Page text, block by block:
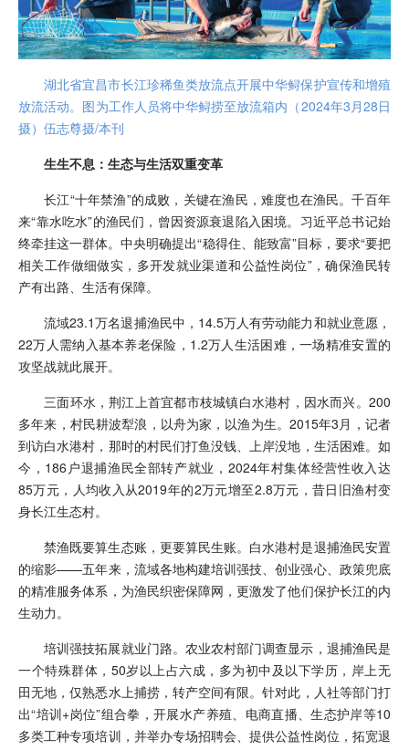
湖北省宜昌市长江珍稀鱼类放流点开展中华鲟保护宣传和增殖
放流活动。图为工作人员将中华鲟捞至放流箱内（2024年3月28日
摄）伍志尊摄/本刊
生生不息：生态与生活双重变革
长江“十年禁渔”的成败，关键在渔民，难度也在渔民。千百年
来“靠水吃水”的渔民们，曾因资源衰退陷入困境。习近平总书记始
终牵挂这一群体。中央明确提出“稳得住、能致富”目标，要求“要把
相关工作做细做实，多开发就业渠道和公益性岗位”，确保渔民转
产有出路、生活有保障。
流域23.1万名退捕渔民中，14.5万人有劳动能力和就业意愿，
22万人需纳入基本养老保险，1.2万人生活困难，一场精准安置的
攻坚战就此展开。
三面环水，荆江上首宜都市枝城镇白水港村，因水而兴。200
多年来，村民耕波犁浪，以舟为家，以渔为生。2015年3月，记者
到访白水港村，那时的村民们打鱼没钱、上岸没地，生活困难。如
今，186户退捕渔民全部转产就业，2024年村集体经营性收入达
85万元，人均收入从2019年的2万元增至2.8万元，昔日旧渔村变
身长江生态村。
禁渔既要算生态账，更要算民生账。白水港村是退捕渔民安置
的缩影——五年来，流域各地构建培训强技、创业强心、政策兜底
的精准服务体系，为渔民织密保障网，更激发了他们保护长江的内
生动力。
培训强技拓展就业门路。农业农村部门调查显示，退捕渔民是
一个特殊群体，50岁以上占六成，多为初中及以下学历，岸上无
田无地，仅熟悉水上捕捞，转产空间有限。针对此，人社等部门打
出“培训+岗位”组合拳，开展水产养殖、电商直播、生态护岸等10
多类工种专项培训，并举办专场招聘会、提供公益性岗位，拓宽退